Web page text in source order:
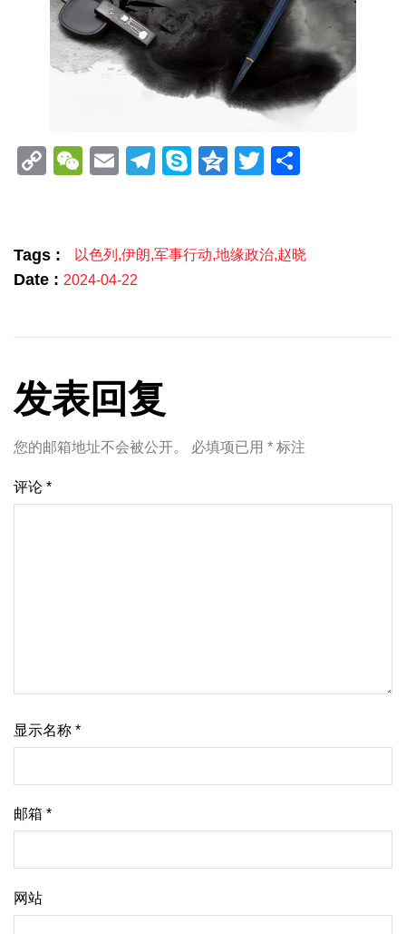
CopyWeChat
EmailTelegram
SkypeQzoneTwitter
Tags : 以色列 ,伊朗,军事行动,地缘政治,赵晓
Date : 2024-04-22
发表回复
您的邮箱地址不会被公开。 必填项已用 * 标注
评论 *
显示名称 *
邮箱 *
网站